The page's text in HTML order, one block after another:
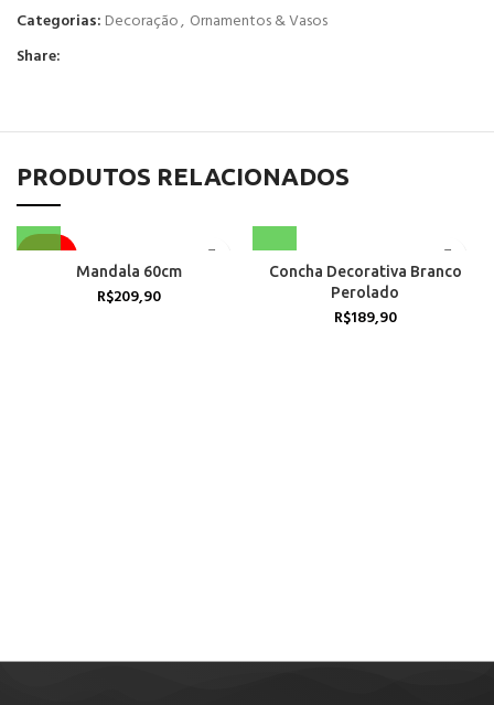
Categorias: Decoração, Ornamentos & Vasos
Share:
PRODUTOS RELACIONADOS
ACABOU
Mandala 60cm
R$209,90
Concha Decorativa Branco
Perolado
R$189,90